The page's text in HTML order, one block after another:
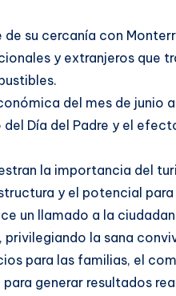
su cercanía con
y extranjeros que
del mes de
Día del Padre y el
la importancia del
y el potencial
un llamado a la
la sana
para las familias, el
para generar resultados